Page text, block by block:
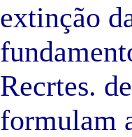
extinção
Recrtes.
formulam